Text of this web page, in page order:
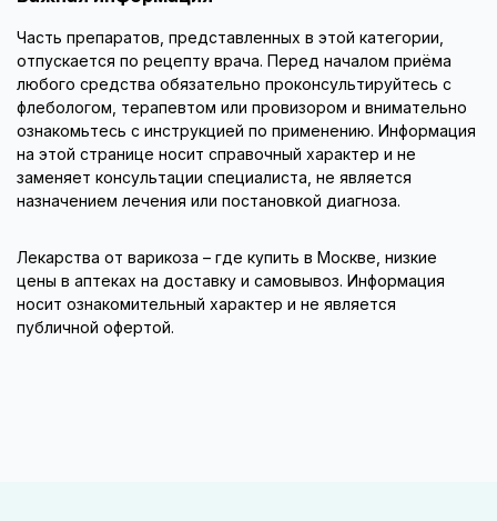
Часть препаратов, представленных в этой категории,
отпускается по рецепту врача. Перед началом приёма
любого средства обязательно проконсультируйтесь с
флебологом, терапевтом или провизором и внимательно
ознакомьтесь с инструкцией по применению. Информация
на этой странице носит справочный характер и не
заменяет консультации специалиста, не является
назначением лечения или постановкой диагноза.
Лекарства от варикоза – где купить в Москве, низкие
цены в аптеках на доставку и самовывоз. Информация
носит ознакомительный характер и не является
публичной офертой.